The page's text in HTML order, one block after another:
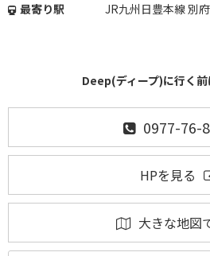
最寄り駅
JR九州日豊本線 別
Deep(ディープ)に行く前
0977-76-
HPを見る
大きな地図